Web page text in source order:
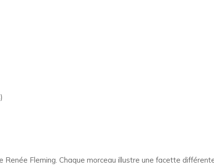
Fleming. Chaque morceau illustre une facette